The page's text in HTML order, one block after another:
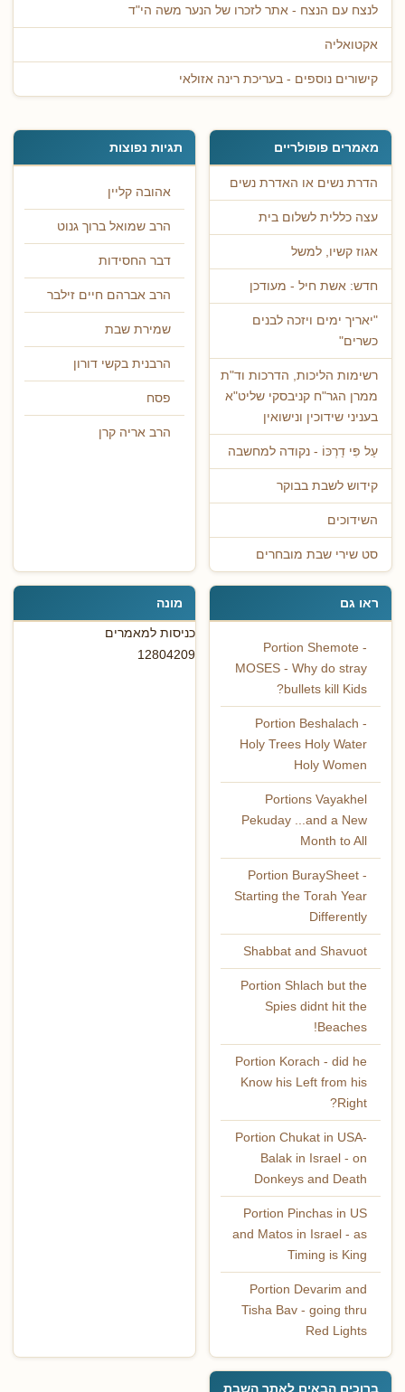
לנצח עם הנצח - אתר לזכרו של הנער משה הי"ד
אקטואליה
קישורים נוספים - בעריכת רינה אזולאי
מאמרים פופולריים
הדרת נשים או האדרת נשים
עצה כללית לשלום בית
אגוז קשיו, למשל
חדש: אשת חיל - מעודכן
"יאריך ימים ויזכה לבנים
כשרים"
רשימות הליכות, הדרכות וד"ת
ממרן הגר"ח קניבסקי שליט"א
בעניני שידוכין ונישואין
עַל פִּי דַרְכּוֹ - נקודה למחשבה
קידוש לשבת בבוקר
השידוכים
סט שירי שבת מובחרים
תגיות נפוצות
אהובה קליין
הרב שמואל ברוך גנוט
דבר החסידות
הרב אברהם חיים זילבר
שמירת שבת
הרבנית בקשי דורון
פסח
הרב אריה קרן
ראו גם
Portion Shemote -
MOSES - Why do stray
bullets kill Kids?
Portion Beshalach -
Holy Trees Holy Water
Holy Women
Portions Vayakhel
Pekuday ...and a New
Month to All
Portion BuraySheet -
Starting the Torah Year
Differently
Shabbat and Shavuot
Portion Shlach but the
Spies didnt hit the
Beaches!
Portion Korach - did he
Know his Left from his
Right?
Portion Chukat in USA-
Balak in Israel - on
Donkeys and Death
Portion Pinchas in US
and Matos in Israel - as
Timing is King
Portion Devarim and
Tisha Bav - going thru
Red Lights
מונה
כניסות למאמרים
12804209
ברוכים הבאים לאתר השבת